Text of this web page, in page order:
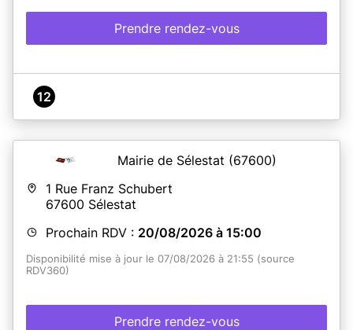
Prendre rendez-vous
12
Mairie de Sélestat (67600)
1 Rue Franz Schubert
67600 Sélestat
Prochain RDV : 20/08/2026 à 15:00
Disponibilité mise à jour le 07/08/2026 à 21:55 (source
RDV360)
Prendre rendez-vous